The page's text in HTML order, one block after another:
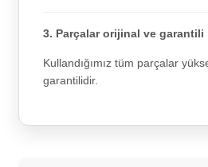
3. Parçalar orijinal ve garantili
Kullandığımız tüm parçalar
garantilidir.